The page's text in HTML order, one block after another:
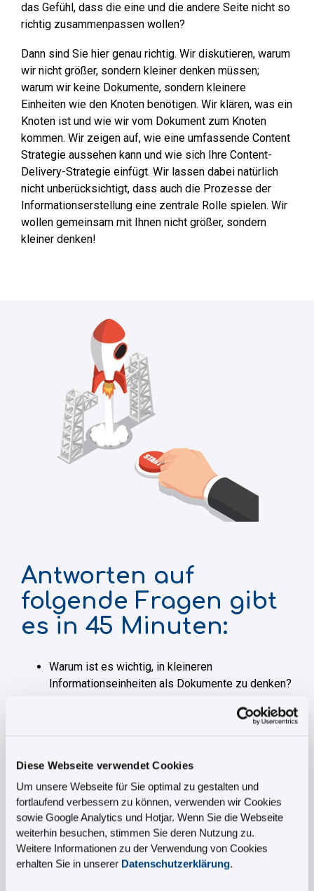
Diese Webseite verwendet Cookies
Um unsere Webseite für Sie optimal zu gestalten und
fortlaufend verbessern zu können, verwenden wir Cookies
sowie Google Analytics und Hotjar. Wenn Sie die Webseite
weiterhin besuchen, stimmen Sie deren Nutzung zu.
Weitere Informationen zu der Verwendung von Cookies
erhalten Sie in unserer Datenschutzerklärung.
das Gefühl, dass die eine und die andere Seite nicht so
richtig zusammenpassen wollen?
Dann sind Sie hier genau richtig. Wir diskutieren, warum
wir nicht größer, sondern kleiner denken müssen;
warum wir keine Dokumente, sondern kleinere
Einheiten wie den Knoten benötigen. Wir klären, was ein
Knoten ist und wie wir vom Dokument zum Knoten
kommen. Wir zeigen auf, wie eine umfassende Content
Strategie aussehen kann und wie sich Ihre Content-
Delivery-Strategie einfügt. Wir lassen dabei natürlich
nicht unberücksichtigt, dass auch die Prozesse der
Informationserstellung eine zentrale Rolle spielen. Wir
wollen gemeinsam mit Ihnen nicht größer, sondern
kleiner denken!
Antworten auf
folgende Fragen gibt
es in 45 Minuten:
Warum ist es wichtig, in kleineren
Informationseinheiten als Dokumente zu denken?
Wie entstehen diese Informationseinheiten?
DAS WEBINAR RICHTET SICH
AN:
Technische Redakteur:innen, Abteilungsleiter:innen